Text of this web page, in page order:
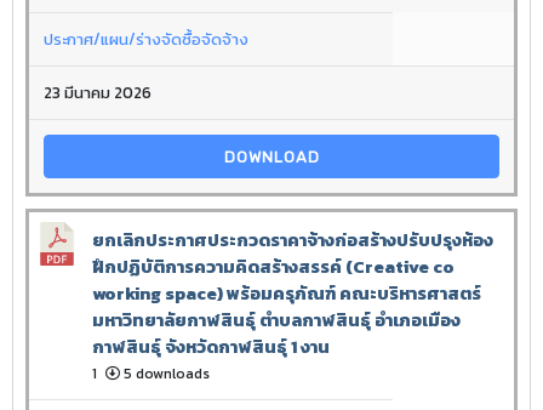
ประกาศ/แผน/ร่างจัดซื้อจัดจ้าง
23 มีนาคม 2026
DOWNLOAD
ยกเลิกประกาศประกวดราคาจ้างก่อสร้างปรับปรุงห้อง
ฝึกปฏิบัติการความคิดสร้างสรรค์ (Creative co
working space) พร้อมครุภัณฑ์ คณะบริหารศาสตร์
มหาวิทยาลัยกาฬสินธุ์ ตำบลกาฬสินธุ์ อำเภอเมือง
กาฬสินธุ์ จังหวัดกาฬสินธุ์ 1 งาน
1 5 downloads